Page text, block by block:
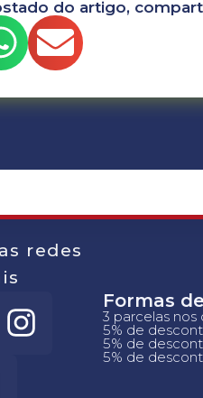
do artigo,
redes
Formas
3 parcelas
5% de
5% de
5% de